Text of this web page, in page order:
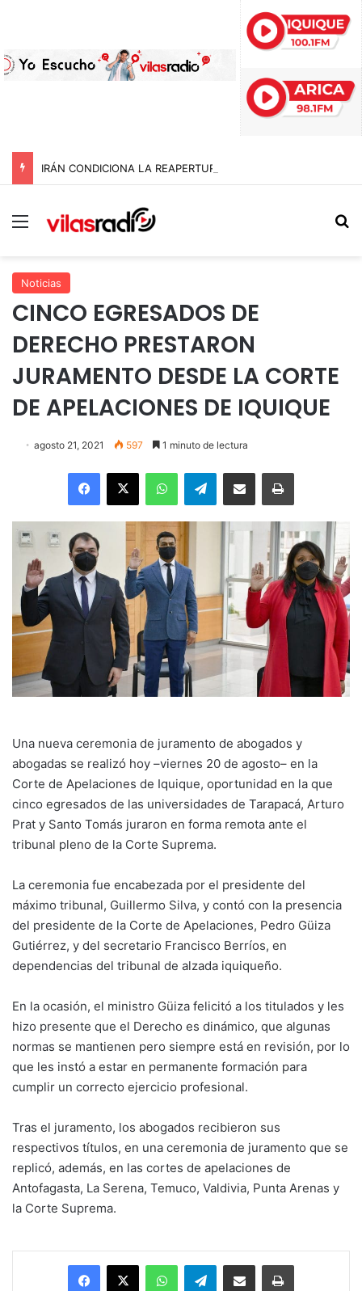
Menú
Noticias
CINCO EGRESADOS DE
DERECHO PRESTARON
JURAMENTO DESDE LA CORTE
DE APELACIONES DE IQUIQUE
agosto 21, 2021 597 1 minuto de lectura
Facebook
X WhatsAppTelegramEnviar vía email Imprimir
Una nueva ceremonia de juramento de abogados y
abogadas se realizó hoy –viernes 20 de agosto– en la
Corte de Apelaciones de Iquique, oportunidad en la que
cinco egresados de las universidades de Tarapacá, Arturo
Prat y Santo Tomás juraron en forma remota ante el
tribunal pleno de la Corte Suprema.
La ceremonia fue encabezada por el presidente del
máximo tribunal, Guillermo Silva, y contó con la presencia
del presidente de la Corte de Apelaciones, Pedro Güiza
Gutiérrez, y del secretario Francisco Berríos, en
dependencias del tribunal de alzada iquiqueño.
En la ocasión, el ministro Güiza felicitó a los titulados y les
hizo presente que el Derecho es dinámico, que algunas
normas se mantienen pero siempre está en revisión, por lo
que les instó a estar en permanente formación para
cumplir un correcto ejercicio profesional.
Tras el juramento, los abogados recibieron sus
respectivos títulos, en una ceremonia de juramento que se
replicó, además, en las cortes de apelaciones de
Antofagasta, La Serena, Temuco, Valdivia, Punta Arenas y
la Corte Suprema.
Facebook
X WhatsAppTelegramEnviar vía email Imprimir